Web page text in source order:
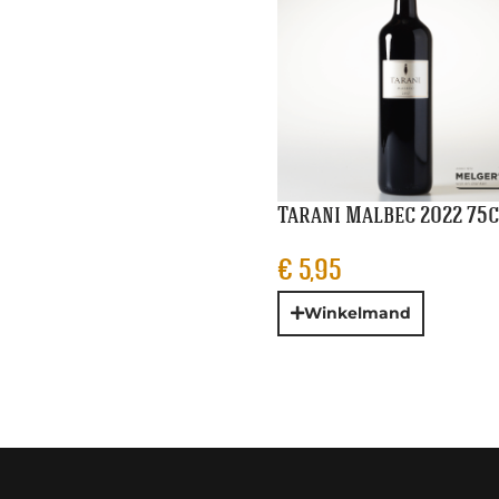
Tarani Malbec 2022
€ 5,95
Winkelmand